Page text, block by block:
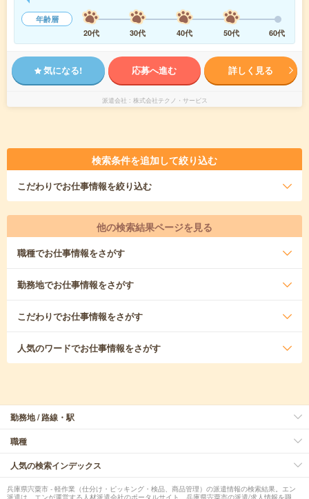
年齢層
20代
30代 40代 50代 60代
気になる! 応募へ進む 詳しく見る
派遣会社 株式会社テクノ・サービス
検索条件を追加して絞り込む
こだわりでお仕事情報を絞り込む
他の検索結果ページを見る
職種でお仕事情報をさがす
勤務地でお仕事情報をさがす
こだわりでお仕事情報をさがす
人気のワードでお仕事情報をさがす
勤務地 / 路線・駅
職種
人気の検索インデックス
兵庫県宍粟市 - 軽作業（仕分け・ピッキング・検品、商品管理）の派遣情報の検索結果。エン
派遣は、エンが運営する人材派遣会社のポータルサイト。兵庫県宍粟市の派遣/求人情報を職